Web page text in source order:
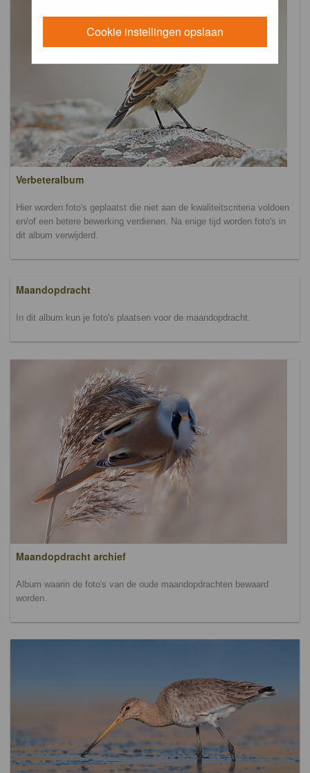
Cookie instellingen opslaan
Verbeteralbum
Hier worden foto's geplaatst die niet aan de kwaliteitscriteria voldoen
en/of een betere bewerking verdienen. Na enige tijd worden foto's in
dit album verwijderd.
Maandopdracht
In dit album kun je foto's plaatsen voor de maandopdracht.
Maandopdracht archief
Album waarin de foto's van de oude maandopdrachten bewaard
worden.